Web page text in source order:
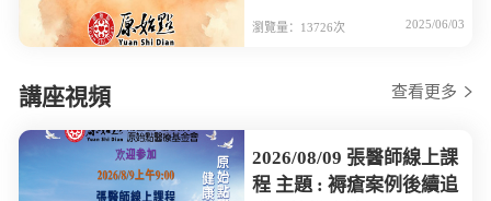
瀏覽量：13726次 2025/06/03
講座視頻 查看更多
2026/08/09 張醫師線上課
程 主題 : 褥瘡案例後續追